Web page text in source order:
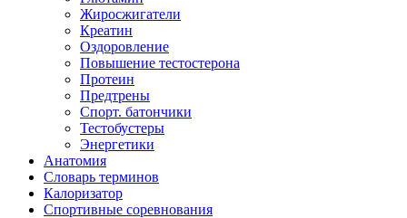
Жиросжигатели
Креатин
Оздоровление
Повышение тестостерона
Протеин
Предтрены
Спорт. батончики
Тестобустеры
Энергетики
Анатомия
Словарь терминов
Калоризатор
Спортивные соревнования